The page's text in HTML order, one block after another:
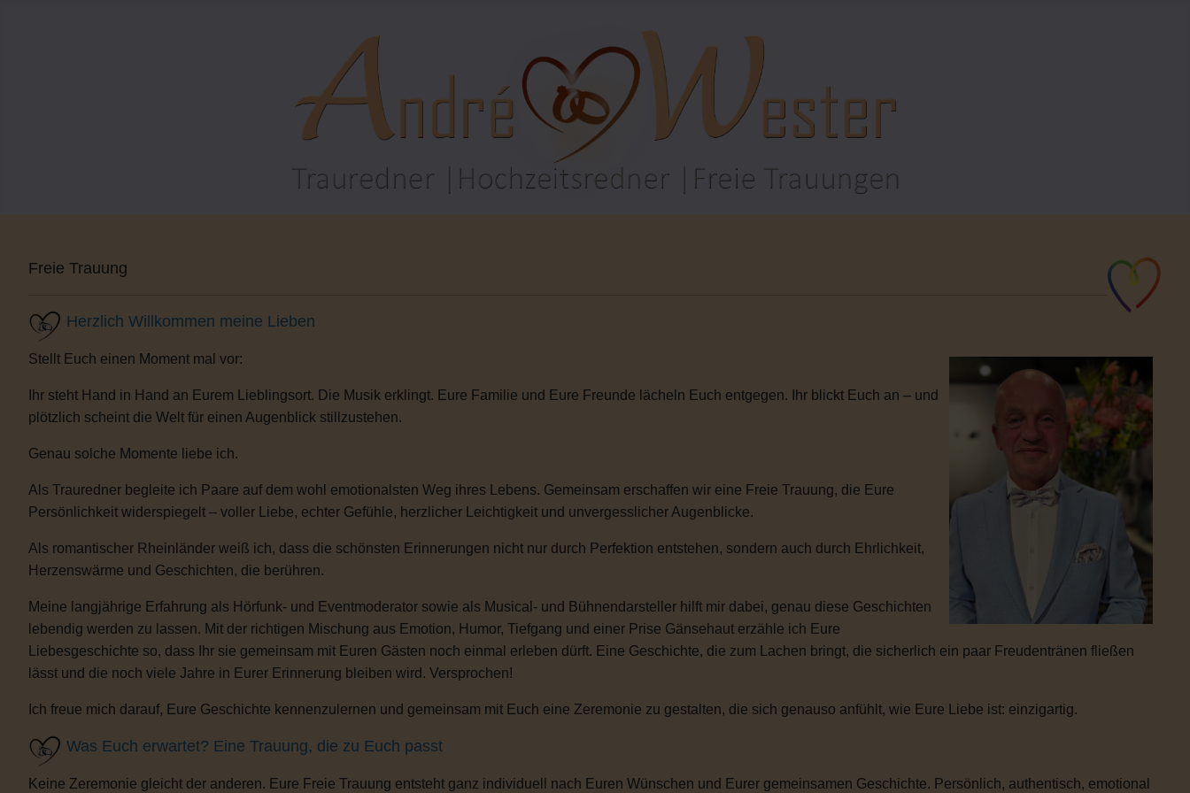
Freie Trauung
Herzlich Willkommen meine Lieben
Stellt Euch einen Moment mal vor:
Ihr steht Hand in Hand an Eurem Lieblingsort. Die Musik erklingt. Eure Familie und Eure Freunde lächeln Euch entgegen. Ihr blickt Euch an – und
plötzlich scheint die Welt für einen Augenblick stillzustehen.
Genau solche Momente liebe ich.
Als Trauredner begleite ich Paare auf dem wohl emotionalsten Weg ihres Lebens. Gemeinsam erschaffen wir eine Freie Trauung, die Eure
Persönlichkeit widerspiegelt – voller Liebe, echter Gefühle, herzlicher Leichtigkeit und unvergesslicher Augenblicke.
Als romantischer Rheinländer weiß ich, dass die schönsten Erinnerungen nicht nur durch Perfektion entstehen, sondern auch durch Ehrlichkeit,
Herzenswärme und Geschichten, die berühren.
Meine langjährige Erfahrung als Hörfunk- und Eventmoderator sowie als Musical- und Bühnendarsteller hilft mir dabei, genau diese Geschichten
lebendig werden zu lassen. Mit der richtigen Mischung aus Emotion, Humor, Tiefgang und einer Prise Gänsehaut erzähle ich Eure
Liebesgeschichte so, dass Ihr sie gemeinsam mit Euren Gästen noch einmal erleben dürft. Eine Geschichte, die zum Lachen bringt, die sicherlich ein paar Freudentränen fließen
lässt und die noch viele Jahre in Eurer Erinnerung bleiben wird. Versprochen!
Ich freue mich darauf, Eure Geschichte kennenzulernen und gemeinsam mit Euch eine Zeremonie zu gestalten, die sich genauso anfühlt, wie Eure Liebe ist: einzigartig.
Was Euch erwartet? Eine Trauung, die zu Euch passt
Keine Zeremonie gleicht der anderen. Eure Freie Trauung entsteht ganz individuell nach Euren Wünschen und Eurer gemeinsamen Geschichte. Persönlich, authentisch, emotional